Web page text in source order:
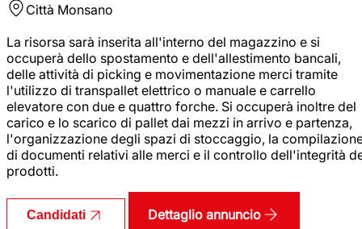
Città Monsano
La risorsa sarà inserita all'interno del magazzino e si
occuperà dello spostamento e dell'allestimento bancali,
delle attività di picking e movimentazione merci tramite
l'utilizzo di transpallet elettrico o manuale e carrello
elevatore con due e quattro forche. Si occuperà inoltre del
carico e lo scarico di pallet dai mezzi in arrivo e partenza,
l'organizzazione degli spazi di stoccaggio, la
di documenti relativi alle merci e il controllo dell'integrità
prodotti.
Candidati Dettaglio annuncio